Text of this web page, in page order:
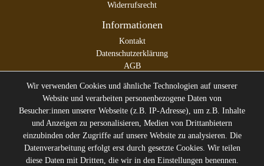
Widerrufsrecht
Informationen
Kontakt
Datenschutzerklärung
AGB
* Alle Preise inkl. gesetzl. Mehrwertsteuer zzgl.Versandkosten
** Die durchgestrichenen Preise entsprechen dem ehemaligen
Preis des Verkäufers
Wir verwenden Cookies und ähnliche Technologien auf unserer
Website und verarbeiten personenbezogene Daten von
Besucher:innen unserer Webseite (z.B. IP-Adresse), um z.B. Inhalte
und Anzeigen zu personalisieren, Medien von Drittanbietern
einzubinden oder Zugriffe auf unsere Website zu analysieren. Die
Datenverarbeitung erfolgt erst durch gesetzte Cookies. Wir teilen
diese Daten mit Dritten, die wir in den Einstellungen benennen.